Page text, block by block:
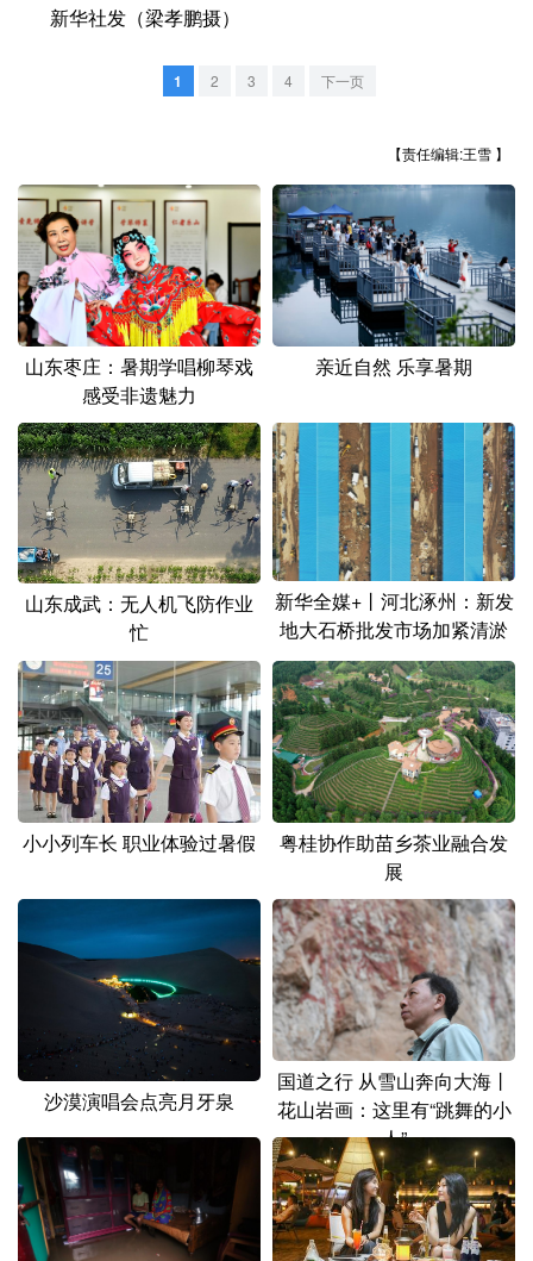
吉林
江西
山东 河南 湖北
广东 广西 海南 重庆
四川 贵州 云南 西藏
陕西 甘肃 青海 宁夏
新疆 内蒙古
多语种频道
English Español Français عربى
Русский язык 日本語 한국어
新华社发（梁孝鹏摄）
1 2 3 4 下一页
【责任编辑:王雪 】
山东枣庄：暑期学唱柳琴戏
感受非遗魅力
亲近自然 乐享暑期
山东成武：无人机飞防作业
忙
新华全媒+丨河北涿州：新发
地大石桥批发市场加紧清淤
小小列车长 职业体验过暑假
粤桂协作助苗乡茶业融合发
展
沙漠演唱会点亮月牙泉
国道之行 从雪山奔向大海丨
花山岩画：这里有“跳舞的小
人”